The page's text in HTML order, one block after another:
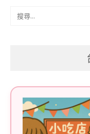
搜